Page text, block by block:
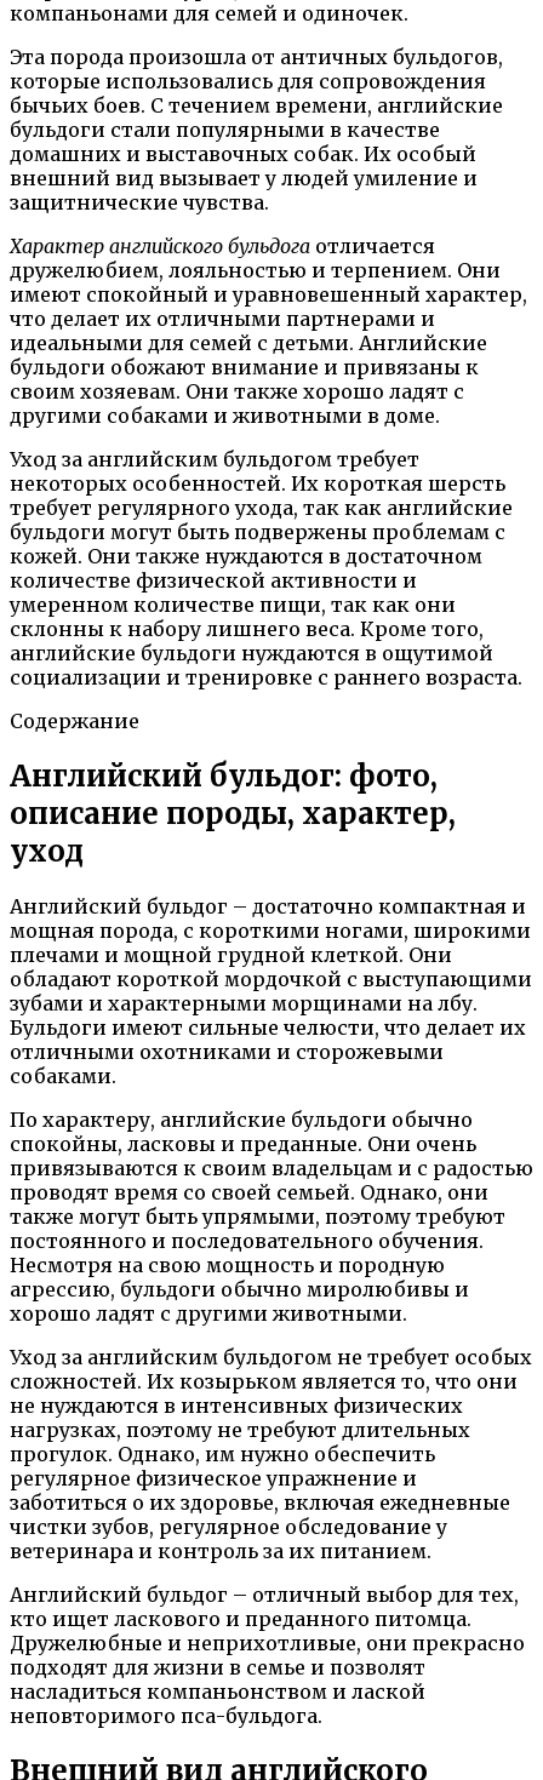
компаньонами для семей и одиночек.
Эта порода произошла от античных бульдогов,
которые использовались для сопровождения
бычьих боев. С течением времени, английские
бульдоги стали популярными в качестве
домашних и выставочных собак. Их особый
внешний вид вызывает у людей умиление и
защитнические чувства.
Характер английского бульдога отличается
дружелюбием, лояльностью и терпением. Они
имеют спокойный и уравновешенный характер,
что делает их отличными партнерами и
идеальными для семей с детьми. Английские
бульдоги обожают внимание и привязаны к
своим хозяевам. Они также хорошо ладят с
другими собаками и животными в доме.
Уход за английским бульдогом требует
некоторых особенностей. Их короткая шерсть
требует регулярного ухода, так как английские
бульдоги могут быть подвержены проблемам с
кожей. Они также нуждаются в достаточном
количестве физической активности и
умеренном количестве пищи, так как они
склонны к набору лишнего веса. Кроме того,
английские бульдоги нуждаются в ощутимой
социализации и тренировке с раннего возраста.
Содержание
Английский бульдог: фото,
описание породы, характер,
уход
Английский бульдог – достаточно компактная и
мощная порода, с короткими ногами, широкими
плечами и мощной грудной клеткой. Они
обладают короткой мордочкой с выступающими
зубами и характерными морщинами на лбу.
Бульдоги имеют сильные челюсти, что делает их
отличными охотниками и сторожевыми
собаками.
По характеру, английские бульдоги обычно
спокойны, ласковы и преданные. Они очень
привязываются к своим владельцам и с радостью
проводят время со своей семьей. Однако, они
также могут быть упрямыми, поэтому требуют
постоянного и последовательного обучения.
Несмотря на свою мощность и породную
агрессию, бульдоги обычно миролюбивы и
хорошо ладят с другими животными.
Уход за английским бульдогом не требует особых
сложностей. Их козырьком является то, что они
не нуждаются в интенсивных физических
нагрузках, поэтому не требуют длительных
прогулок. Однако, им нужно обеспечить
регулярное физическое упражнение и
заботиться о их здоровье, включая ежедневные
чистки зубов, регулярное обследование у
ветеринара и контроль за их питанием.
Английский бульдог – отличный выбор для тех,
кто ищет ласкового и преданного питомца.
Дружелюбные и неприхотливые, они прекрасно
подходят для жизни в семье и позволят
насладиться компаньонством и лаской
неповторимого пса-бульдога.
Внешний вид английского